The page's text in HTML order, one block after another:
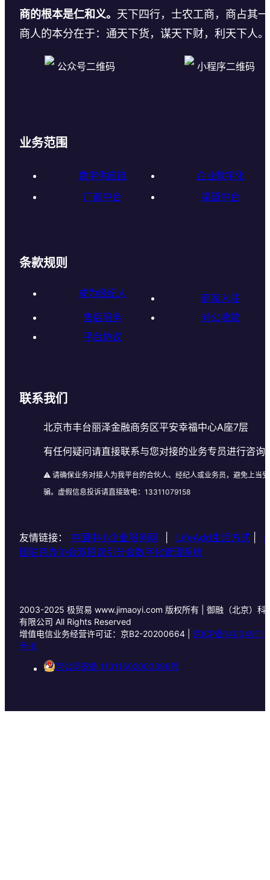
商的根本是仁和义。 天下四行，士农工商，商占其
商人的本分在于：通天下货，谋天下财，利天下人。
公众号二维码 小程序二维码
业务范围
数字供应链
企业数字化
厂商中台
渠道中台
条款规则
成为经纪人
商家入驻
售后服务
对公收款
平台协议
联系我们
北京市丰台丽泽金融商务区平安幸福中心A座7层
有任何疑问请直接联系与您对接的业务专员进行咨询
⚠️ 请确保业务对接人为我平台的合伙人、经纪人或业务员，避免上当受
骗。虚假信息投诉请直接致电：13311079158
友情链接： 中国中小企业服务网 LifeAdd生活方式
国驻京办协会双招双引分会数字化管理系统
2003-2025 极贸易 www.jimaoyi.com 版权所有 | 御融（北京）科
有限公司 All Rights Reserved
增值电信业务经营许可证：京B2-20200664 | 京ICP备14004911
号-8
京公网安备 11011502003396号